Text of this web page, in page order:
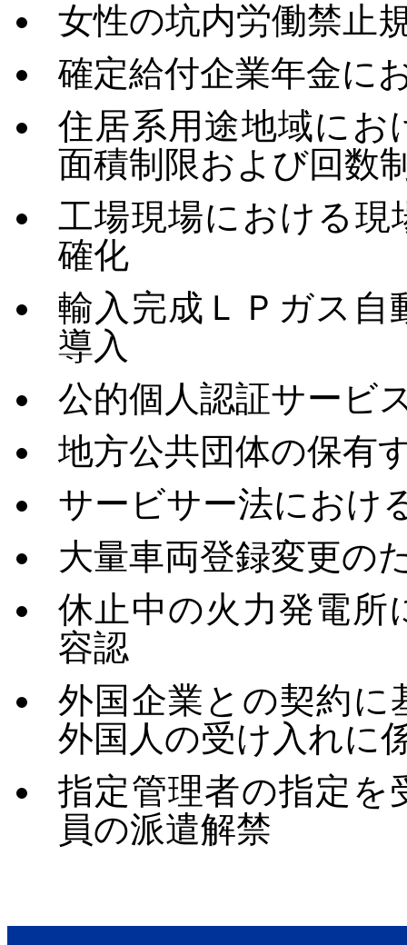
女性の坑内労働禁止
確定給付企業年金に
住居系用途地域にお
面積制限および回数
工場現場における現
確化
輸入完成ＬＰガス自
導入
公的個人認証サービ
地方公共団体の保有
サービサー法におけ
大量車両登録変更の
休止中の火力発電所
容認
外国企業との契約に
外国人の受け入れに
指定管理者の指定を
員の派遣解禁